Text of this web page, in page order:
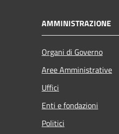
AMMINISTRAZIONE
Organi di Governo
Aree Amministrative
Uffici
Enti e fondazioni
Politici